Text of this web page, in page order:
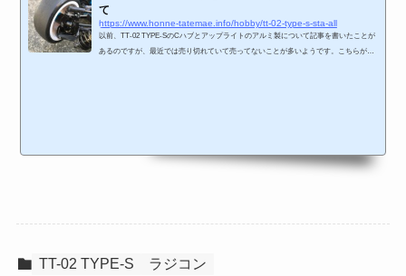
て
https://www.honne-tatemae.info/hobby/tt-02-type-s-sta-all
以前、TT-02 TYPE-SのCハブとアップライトのアルミ製について記事を書いたことが
あるのですが、最近では売り切れていて売ってないことが多いようです。こちらが以
TT-02 TYPE-S ラジコン